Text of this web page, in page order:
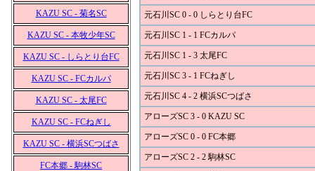
KAZU SC - 菊名SC
KAZU SC - 本牧少年SC
KAZU SC - しらとり台FC
KAZU SC - FCカルパ
KAZU SC - 太尾FC
KAZU SC - FCねぎし
KAZU SC - 横浜SCつばさ
FC本郷 - 駒林SC
元石川SC 0 - 0 しらとり台FC
元石川SC 1 - 1 FCカルパ
元石川SC 1 - 3 太尾FC
元石川SC 3 - 1 FCねぎし
元石川SC 4 - 2 横浜SCつばさ
アローズSC 3 - 0 KAZU SC
アローズSC 0 - 0 FC本郷
アローズSC 2 - 2 駒林SC